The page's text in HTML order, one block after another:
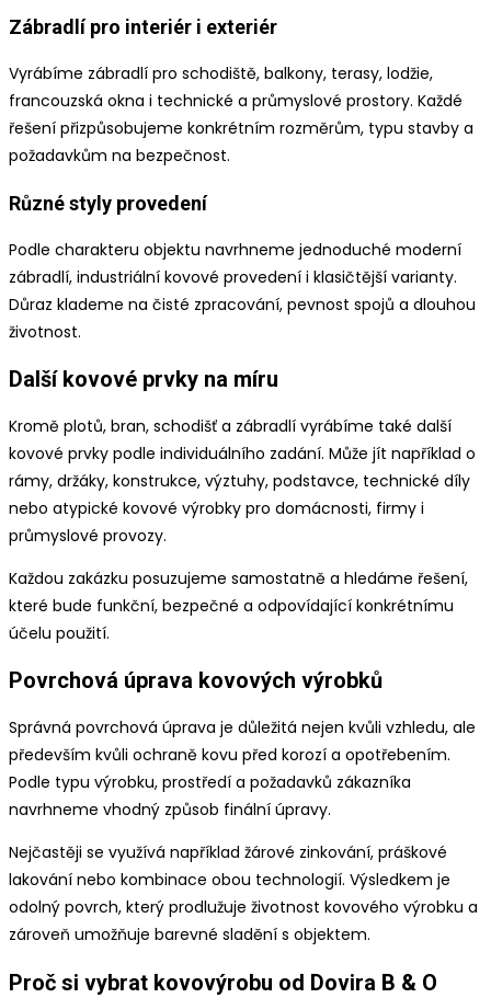
Zábradlí pro interiér i exteriér
Vyrábíme zábradlí pro schodiště, balkony, terasy, lodžie,
francouzská okna i technické a průmyslové prostory. Každé
řešení přizpůsobujeme konkrétním rozměrům, typu stavby a
požadavkům na bezpečnost.
Různé styly provedení
Podle charakteru objektu navrhneme jednoduché moderní
zábradlí, industriální kovové provedení i klasičtější varianty.
Důraz klademe na čisté zpracování, pevnost spojů a dlouhou
životnost.
Další kovové prvky na míru
Kromě plotů, bran, schodišť a zábradlí vyrábíme také další
kovové prvky podle individuálního zadání. Může jít například o
rámy, držáky, konstrukce, výztuhy, podstavce, technické díly
nebo atypické kovové výrobky pro domácnosti, firmy i
průmyslové provozy.
Každou zakázku posuzujeme samostatně a hledáme řešení,
které bude funkční, bezpečné a odpovídající konkrétnímu
účelu použití.
Povrchová úprava kovových výrobků
Správná povrchová úprava je důležitá nejen kvůli vzhledu, ale
především kvůli ochraně kovu před korozí a opotřebením.
Podle typu výrobku, prostředí a požadavků zákazníka
navrhneme vhodný způsob finální úpravy.
Nejčastěji se využívá například žárové zinkování, práškové
lakování nebo kombinace obou technologií. Výsledkem je
odolný povrch, který prodlužuje životnost kovového výrobku a
zároveň umožňuje barevné sladění s objektem.
Proč si vybrat kovovýrobu od Dovira B & O